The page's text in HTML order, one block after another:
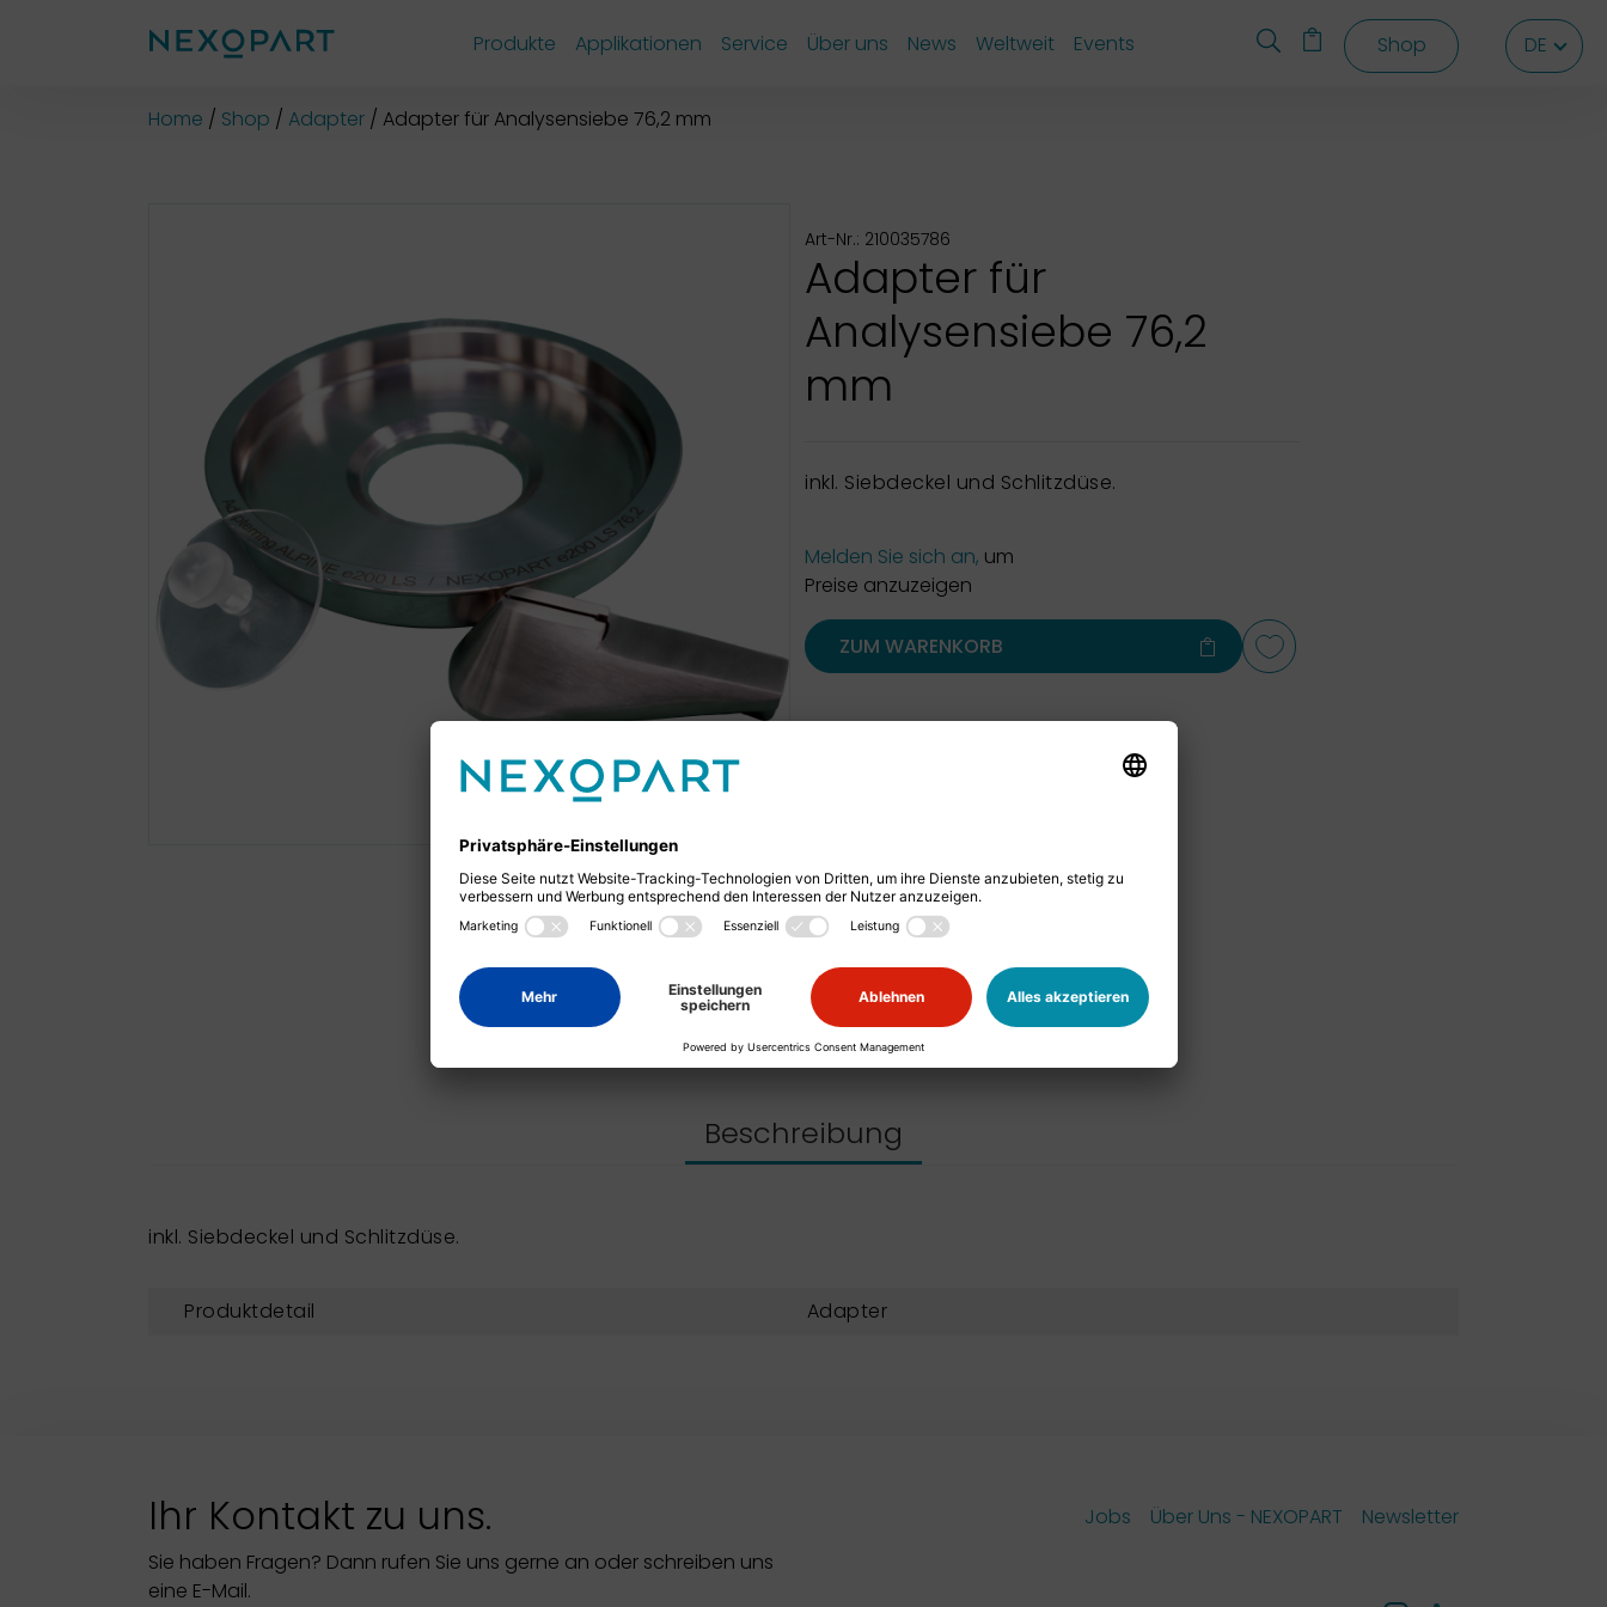
DE DE
Produkte Applikationen Service Über uns News Weltweit Events Shop DE
Home Shop Adapter Adapter für Analysensiebe 76,2 mm
Art-Nr.: 210035786
Adapter für
Analysensiebe 76,2
mm
inkl. Siebdeckel und Schlitzdüse.
Melden Sie sich an, um
Preise anzuzeigen
ZUM WARENKORB
Beschreibung
inkl. Siebdeckel und Schlitzdüse.
Produktdetail Adapter
Ihr Kontakt zu uns.
Sie haben Fragen? Dann rufen Sie uns gerne an oder schreiben uns
eine E-Mail.
Jobs Über Uns - NEXOPART Newsletter